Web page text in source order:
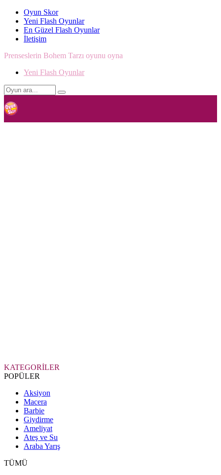
Oyun Skor
Yeni Flash Oyunlar
En Güzel Flash Oyunlar
İletişim
Prenseslerin Bohem Tarzı oyunu oyna
Yeni Flash Oyunlar
KATEGORİLER
POPÜLER
Aksiyon
Macera
Barbie
Giydirme
Ameliyat
Ateş ve Su
Araba Yarış
TÜMÜ